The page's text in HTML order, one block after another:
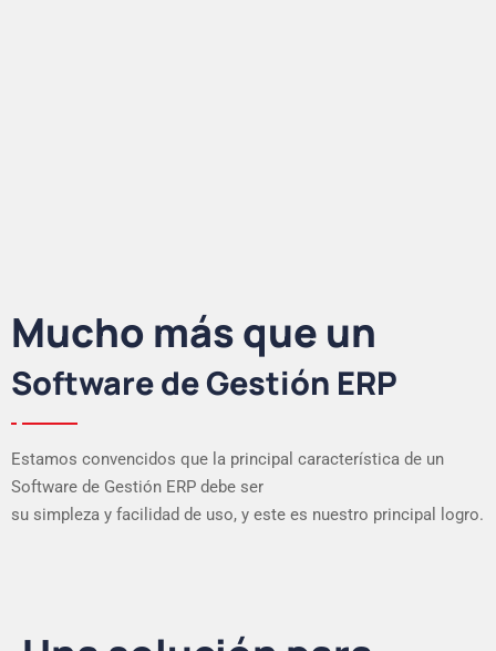
Mucho más que un
Software de Gestión ERP
Estamos convencidos que la principal característica de un
Software de Gestión ERP debe ser
su simpleza y facilidad de uso, y este es nuestro principal logro.